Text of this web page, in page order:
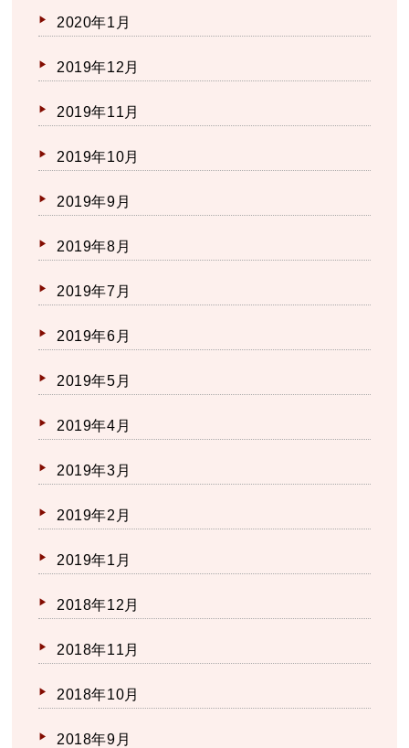
2020年1月
2019年12月
2019年11月
2019年10月
2019年9月
2019年8月
2019年7月
2019年6月
2019年5月
2019年4月
2019年3月
2019年2月
2019年1月
2018年12月
2018年11月
2018年10月
2018年9月